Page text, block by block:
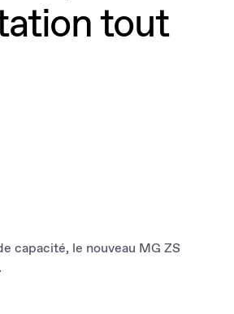
tout
capacité, le nouveau MG ZS